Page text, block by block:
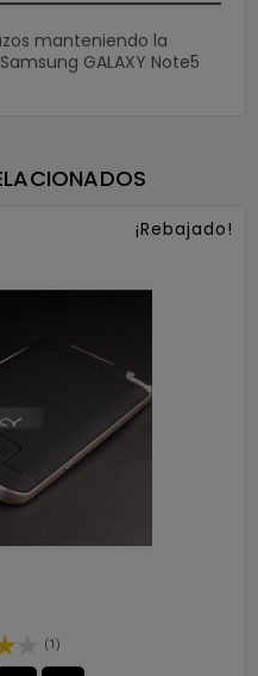
manteniendo la
GALAXY Note5
¡Rebajado!
(1)